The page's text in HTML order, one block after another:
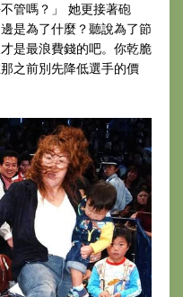
管嗎？」 她更接著砲
是為了什麼？聽說為了節
是最浪費錢的吧。你乾脆
之前別先降低選手的價